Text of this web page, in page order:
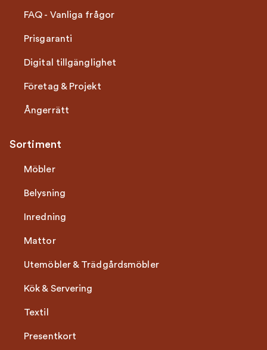
FAQ - Vanliga frågor
Prisgaranti
Digital tillgänglighet
Företag & Projekt
Ångerrätt
Sortiment
Möbler
Belysning
Inredning
Mattor
Utemöbler & Trädgårdsmöbler
Kök & Servering
Textil
Presentkort